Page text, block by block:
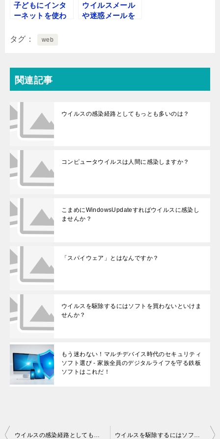
子どもにインタ
ーネットを使わ
事項はあります
ウイルスメール
や迷惑メールを
タグ web
関連記事
ウイルスの感染経路としてもっとも多いのは？
コンピュータウイルスは人間に感染しますか？
こまめにWindowsUpdateすればウイルスに感染し
ませんか？
「スパイウェア」とはなんですか？
ウイルスを駆除するにはソフトを買わないといけま
せんか？
もう迷わない！マルチデバイス時代のセキュリティ
ソフト選び - 家族全員のデジタルライフを守る鉄板
ソフトはこれだ！
投稿ナビゲーション ウイルスの感染経路としてもっとも多いのは？ ウイルスを駆除するにはソフトを買わないといけませんか？